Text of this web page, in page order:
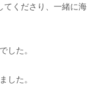
てくださり、一緒に海
した。
した。